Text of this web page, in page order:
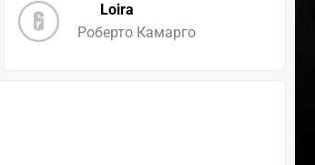
Loira
Роберто Камарго